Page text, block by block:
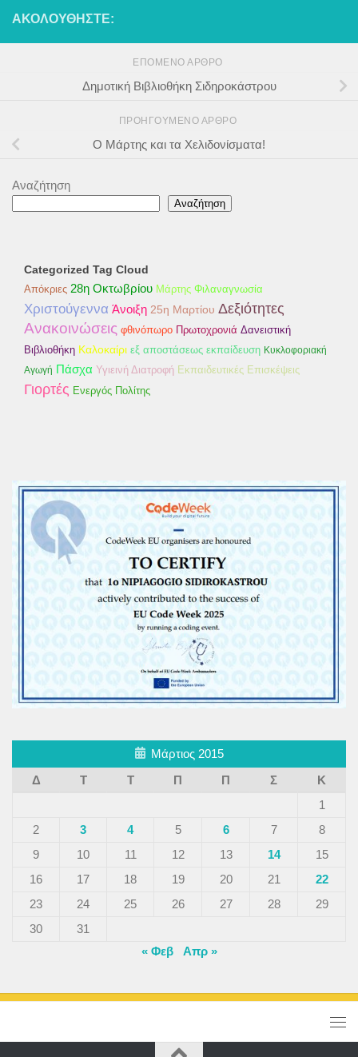
ΑΚΟΛΟΥΘΉΣΤΕ:
ΕΠΌΜΕΝΟ ΆΡΘΡΟ
Δημοτική Βιβλιοθήκη Σιδηροκάστρου
ΠΡΟΗΓΟΎΜΕΝΟ ΆΡΘΡΟ
Ο Μάρτης και τα Χελιδονίσματα!
Αναζήτηση
Αναζήτηση
Categorized Tag Cloud
Απόκριες 28η Οκτωβρίου Μάρτης Φιλαναγνωσία
Χριστούγεννα Άνοιξη 25η Μαρτίου Δεξιότητες
Ανακοινώσεις φθινόπωρο Πρωτοχρονιά Δανειστική
Βιβλιοθήκη Καλοκαίρι εξ αποστάσεως εκπαίδευση Κυκλοφοριακή
Αγωγή Πάσχα Υγιεινή Διατροφή Εκπαιδευτικές Επισκέψεις
Γιορτές Ενεργός Πολίτης
Μάρτιος 2015
Δ
Τ Τ Π Π Σ
Κ
1
2
3 4 5 6 7
8
9
10 11 12 13 14
15
16
17 18 19 20 21
22
23
24 25 26 27 28
29
30
31
« Φεβ
Απρ »